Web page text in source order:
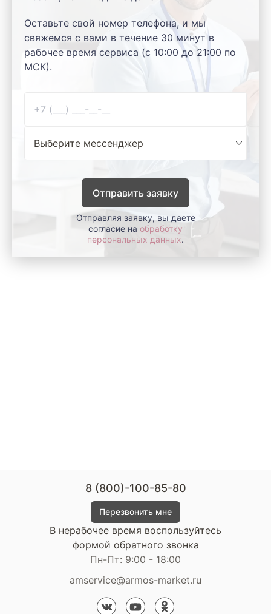
Оставьте свой номер телефона, и мы
свяжемся с вами в течение 30 минут в
рабочее время сервиса (с 10:00 до 21:00 по
МСК).
Отправить заявку
Отправляя заявку, вы даете
согласие на обработку
персональных данных.
8 (800)-100-85-80
Перезвонить мне
В нерабочее время воспользуйтесь
формой обратного звонка
Пн-Пт: 9:00 - 18:00
amservice@armos-market.ru